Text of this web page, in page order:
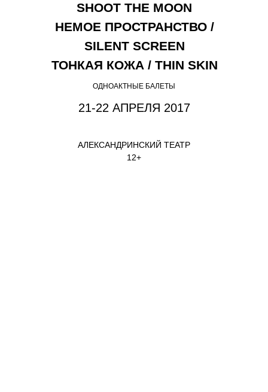
SHOOT THE MOON
НЕМОЕ ПРОСТРАНСТВО /
SILENT SCREEN
ТОНКАЯ КОЖА / THIN SKIN
АЛЕКСАНДРИНСКИЙ ТЕАТР
12+
21-22 АПРЕЛЯ 2017
ОДНОАКТНЫЕ БАЛЕТЫ